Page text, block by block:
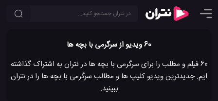
60 ویدیو از سرگرمی با بچه ها
60 فیلم و مطلب را برای سرگرمی با بچه ها در نتران به اشتراک گذاشته
ایم. جدیدترین ویدیو کلیپ ها و مطالب سرگرمی با بچه ها را در نتران
ببینید.